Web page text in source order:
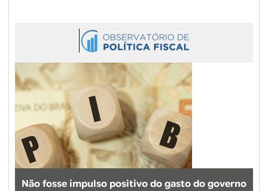
Não fosse impulso positivo do gasto do governo